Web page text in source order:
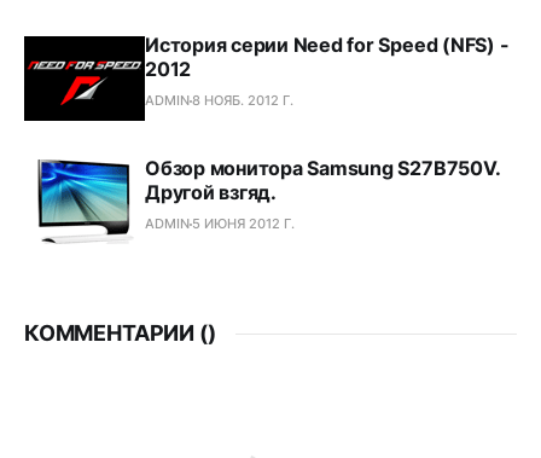
История серии Need for Speed (NFS) -
2012
ADMIN8 НОЯБ. 2012 Г.
Обзор монитора Samsung S27B750V.
Другой взгяд.
ADMIN 5 ИЮНЯ 2012 Г.
КОММЕНТАРИИ ()